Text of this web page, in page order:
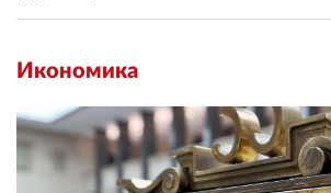
Икономика